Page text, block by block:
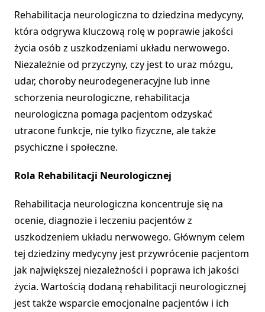
Rehabilitacja neurologiczna to dziedzina medycyny,
która odgrywa kluczową rolę w poprawie jakości
życia osób z uszkodzeniami układu nerwowego.
Niezależnie od przyczyny, czy jest to uraz mózgu,
udar, choroby neurodegeneracyjne lub inne
schorzenia neurologiczne, rehabilitacja
neurologiczna pomaga pacjentom odzyskać
utracone funkcje, nie tylko fizyczne, ale także
psychiczne i społeczne.
Rola Rehabilitacji Neurologicznej
Rehabilitacja neurologiczna koncentruje się na
ocenie, diagnozie i leczeniu pacjentów z
uszkodzeniem układu nerwowego. Głównym celem
tej dziedziny medycyny jest przywrócenie pacjentom
jak największej niezależności i poprawa ich jakości
życia. Wartością dodaną rehabilitacji neurologicznej
jest także wsparcie emocjonalne pacjentów i ich